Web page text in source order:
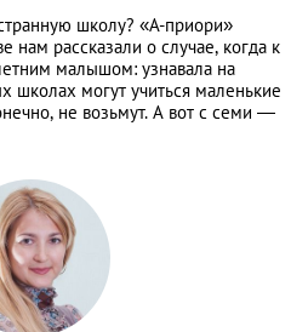
школу? «А-приори»
нам рассказали о случае, когда к
малышом: узнавала на
школах могут учиться маленькие
не возьмут. А вот с семи —